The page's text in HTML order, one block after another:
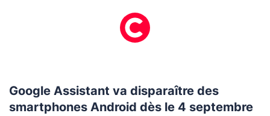
Google Assistant va disparaître des
smartphones Android dès le 4 septembre